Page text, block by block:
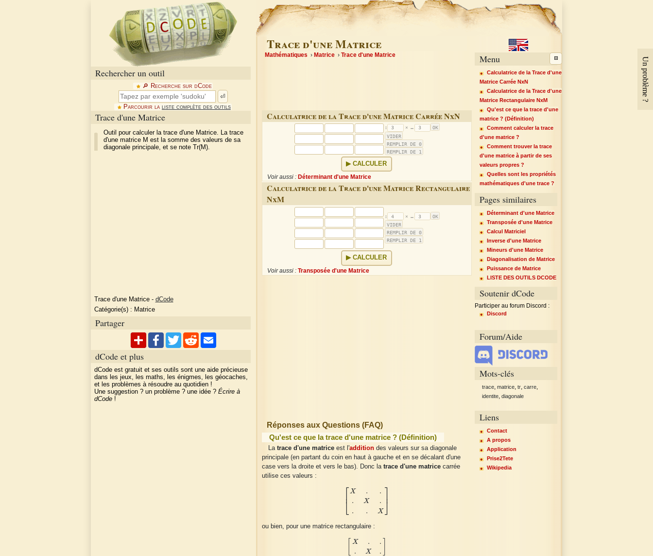
Rechercher un outil
🔎︎ Recherche sur dCode
⏎
Parcourir la liste complète des outils
Trace d'une Matrice
Outil pour calculer la trace d'une Matrice. La trace
d'une matrice M est la somme des valeurs de sa
diagonale principale, et se note Tr(M).
Trace d'une Matrice- dCode
Catégorie(s) : Matrice
Partager
dCode et plus
dCode est gratuit et ses outils sont une aide précieuse
dans les jeux, les maths, les énigmes, les géocaches,
et les problèmes à résoudre au quotidien !
Une suggestion ? un problème ? une idée ? Écrire à
dCode!
Trace d'une Matrice
Mathématiques Matrice Trace d'une Matrice
Calculatrice de la Trace d'une Matrice Carrée NxN
↕ ×↔
CALCULER
Voir aussi : Déterminant d'une Matrice
Calculatrice de la Trace d'une Matrice Rectangulaire
NxM
↕ ×↔
CALCULER
Voir aussi : Transposée d'une Matrice
Réponses aux Questions (FAQ)
Qu'est ce que la trace d'une matrice ? (Définition)
La trace d'une matriceest l'additiondes valeurs sur sa diagonale
principale (en partant du coin en haut à gauche et en se décalant d'une
case vers la droite et vers le bas). Donc la trace d'une matrice carrée
utilise ces valeurs :
⎡
⎢⎣
X .
.
.
X
.
.
. X
⎤⎥
⎦
[X
ou bien, pour une matrice rectangulaire :
X .
.
.
X .
[X
Menu
Calculatrice de la Trace d'une
Matrice Carrée NxN
Calculatrice de la Trace d'une
Matrice Rectangulaire NxM
Qu'est ce que la trace d'une
matrice ? (Définition)
Comment calculer la trace
d'une matrice ?
Comment trouver la trace
d'une matrice à partir de ses
valeurs propres ?
Quelles sont les propriétés
mathématiques d'une trace ?
Pages similaires
Déterminant d'une Matrice
Transposée d'une Matrice
Calcul Matriciel
Inverse d'une Matrice
Mineurs d'une Matrice
Diagonalisation de Matrice
Puissance de Matrice
LISTE DES OUTILS DCODE
Soutenir dCode
Participer au forum Discord :
Discord
Forum/Aide
Mots-clés
trace matrice tr carre
identite diagonale
Liens
Contact
A propos
Application
Prise2Tete
Wikipedia
Un problème ?